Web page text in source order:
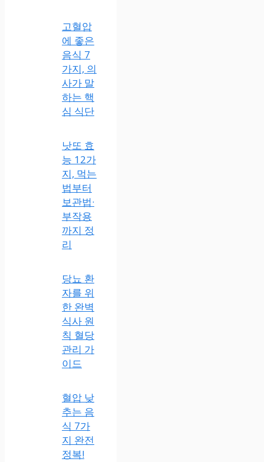
고혈압
에 좋은
음식 7
가지, 의
사가 말
하는 핵
심 식단
낫또 효
능 12가
지, 먹는
법부터
보관법·
부작용
까지 정
리
당뇨 환
자를 위
한 완벽
식사 원
칙 혈당
관리 가
이드
혈압 낮
추는 음
식 7가
지 완전
정복!